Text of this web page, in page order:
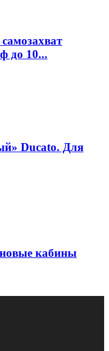
до 10...
Ducato. Для
кабины